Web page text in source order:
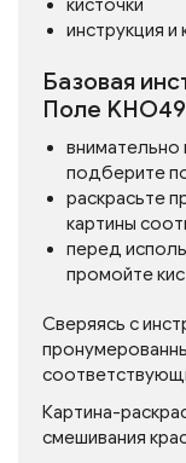
кисточки
инструкция
Базовая
Поле
внимательно
подберите
раскрасьте
картины
перед
промойте
Сверяясь с
Картина-
смешивания